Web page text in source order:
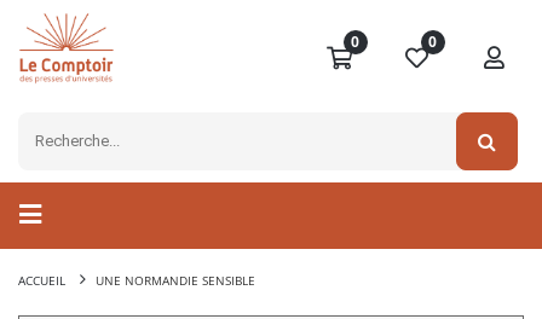
0 0
ACCUEIL UNE NORMANDIE SENSIBLE